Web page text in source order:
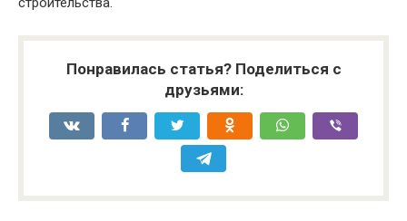
Понравилась статья? Поделиться с
друзьями: